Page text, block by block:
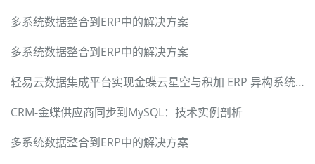
多系统数据整合到ERP中的解决方案
多系统数据整合到ERP中的解决方案
轻易云数据集成平台实现金蝶云星空与积加 ERP 异构系统无缝对接
CRM-金蝶供应商同步到MySQL：技术实例剖析
多系统数据整合到ERP中的解决方案